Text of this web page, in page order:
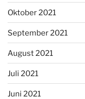
Oktober 2021
September 2021
August 2021
Juli 2021
Juni 2021